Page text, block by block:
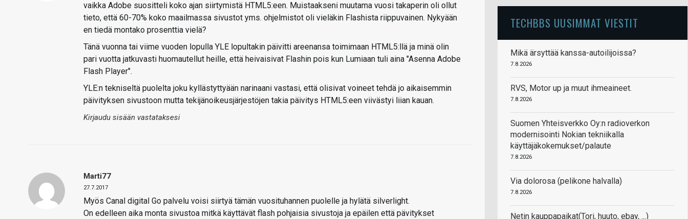
vaikka Adobe suositteli koko ajan siirtymistä HTML5:een. Muistaakseni muutama vuosi takaperin oli ollut
tieto, että 60-70% koko maailmassa sivustot yms. ohjelmistot oli vieläkin Flashista riippuvainen. Nykyään
en tiedä montako prosenttia vielä?
Tänä vuonna tai viime vuoden lopulla YLE lopultakin päivitti areenansa toimimaan HTML5:llä ja minä olin
pari vuotta jatkuvasti huomautellut heille, että heivaisivat Flashin pois kun Lumiaan tuli aina "Asenna Adobe
Flash Player".
YLE:n tekniseltä puolelta joku kyllästyttyään narinaani vastasi, että olisivat voineet tehdä jo aikaisemmin
päivityksen sivustoon mutta tekijänoikeusjärjestöjen takia päivitys HTML5:een viivästyi liian kauan.
Kirjaudu sisään vastataksesi
Marti77
27.7.2017
Myös Canal digital Go palvelu voisi siirtyä tämän vuosituhannen puolelle ja hylätä silverlight.
On edelleen aika monta sivustoa mitkä käyttävät flash pohjaisia sivustoja ja epäilen että pävitykset
TECHBBS UUSIMMAT VIESTIT
Mikä ärsyttää kanssa-autoilijoissa?
7.8.2026
RVS, Motor up ja muut ihmeaineet.
7.8.2026
Suomen Yhteisverkko Oy:n radioverkon
modernisointi Nokian tekniikalla
käyttäjäkokemukset/palaute
7.8.2026
Via dolorosa (pelikone halvalla)
7.8.2026
Netin kauppapaikat(Tori, huuto, ebay, ...)